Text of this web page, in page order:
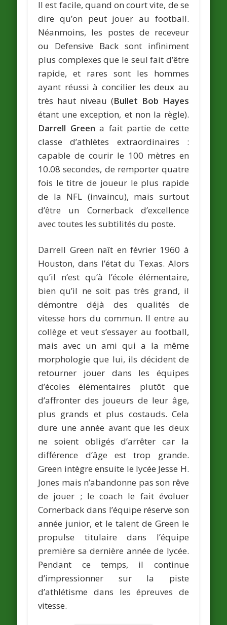
Il est facile, quand on court vite, de se
dire qu’on peut jouer au football.
Néanmoins, les postes de receveur
ou Defensive Back sont infiniment
plus complexes que le seul fait d’être
rapide, et rares sont les hommes
ayant réussi à concilier les deux au
très haut niveau (Bullet Bob Hayes
étant une exception, et non la règle).
Darrell Green a fait partie de cette
classe d’athlètes extraordinaires :
capable de courir le 100 mètres en
10.08 secondes, de remporter quatre
fois le titre de joueur le plus rapide
de la NFL (invaincu), mais surtout
d’être un Cornerback d’excellence
avec toutes les subtilités du poste.
Darrell Green naît en février 1960 à
Houston, dans l’état du Texas. Alors
qu’il n’est qu’à l’école élémentaire,
bien qu’il ne soit pas très grand, il
démontre déjà des qualités de
vitesse hors du commun. Il entre au
collège et veut s’essayer au football,
mais avec un ami qui a la même
morphologie que lui, ils décident de
retourner jouer dans les équipes
d’écoles élémentaires plutôt que
d’affronter des joueurs de leur âge,
plus grands et plus costauds. Cela
dure une année avant que les deux
ne soient obligés d’arrêter car la
différence d’âge est trop grande.
Green intègre ensuite le lycée Jesse H.
Jones mais n’abandonne pas son rêve
de jouer ; le coach le fait évoluer
Cornerback dans l’équipe réserve son
année junior, et le talent de Green le
propulse titulaire dans l’équipe
première sa dernière année de lycée.
Pendant ce temps, il continue
d’impressionner sur la piste
d’athlétisme dans les épreuves de
vitesse.